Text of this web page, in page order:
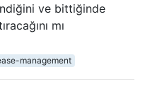
ve bittiğinde
mı
management